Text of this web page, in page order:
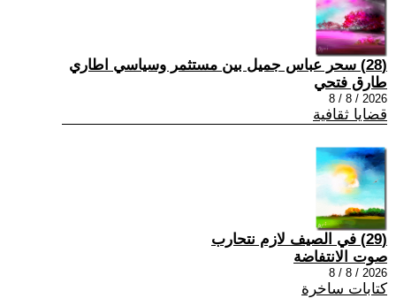
(28) سحر عباس جميل بين مستثمر وسياسي اطاري
طارق فتحي
2026 / 8 / 8
قضايا ثقافية
(29) في الصيف لازم نتحارب
صوت الانتفاضة
2026 / 8 / 8
كتابات ساخرة